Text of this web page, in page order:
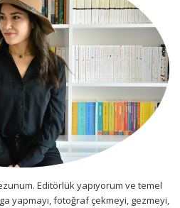
Editörlük yapıyorum ve temel
yapmayı, fotoğraf çekmeyi, gezmeyi,